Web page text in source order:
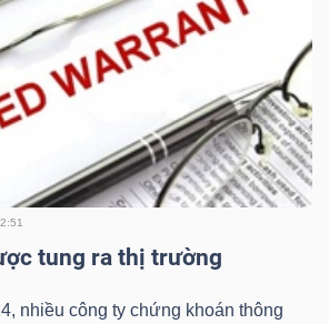
tung ra thị trường
nhiều công ty chứng khoán thông
bộ Người liên quan Cổ đông lớn